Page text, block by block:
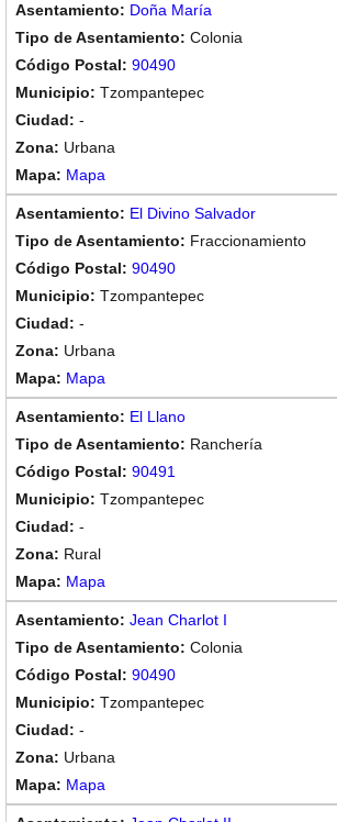
Doña María
Colonia
90490
Tzompantepec
-
Urbana
Mapa
El Divino Salvador
Fraccionamiento
90490
Tzompantepec
-
Urbana
Mapa
El Llano
Ranchería
90491
Tzompantepec
-
Rural
Mapa
Jean Charlot I
Colonia
90490
Tzompantepec
-
Urbana
Mapa